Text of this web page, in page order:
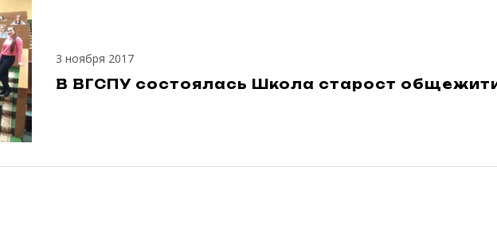
3 ноября 2017
В ВГСПУ состоялась Школа старост